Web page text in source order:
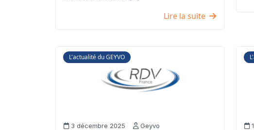
Lire la suite
L'actualité du GEYVO
3 décembre 2025 Geyvo